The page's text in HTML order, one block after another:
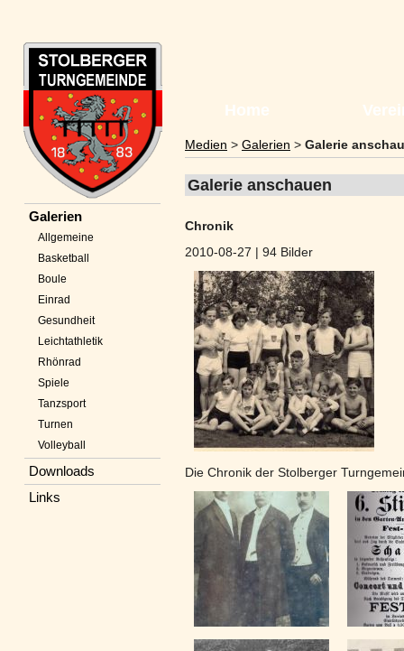
überspringen
Home
Medien > Galerien > Galerie
Galerie anschauen
Chronik
2010-08-27 | 94 Bilder
Die Chronik der Stolberger
Navigation
Galerien
Allgemeine
Basketball
Boule
Einrad
Gesundheit
Leichtathletik
Rhönrad
Spiele
Tanzsport
Turnen
Volleyball
Downloads
Links